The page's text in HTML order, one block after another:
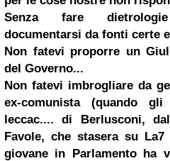
Senza fare
documentarsi da fonti certe
Non fatevi proporre un
del Governo...
Non fatevi imbrogliare da
ex-comunista (quando
leccac.... di Berlusconi,
Favole, che stasera su La7
giovane in Parlamento ha